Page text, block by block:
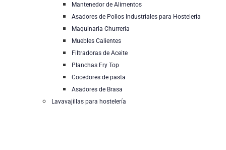
Mantenedor de Alimentos
Asadores de Pollos Industriales para Hostelería
Maquinaria Churrería
Muebles Calientes
Filtradoras de Aceite
Planchas Fry Top
Cocedores de pasta
Asadores de Brasa
Lavavajillas para hostelería